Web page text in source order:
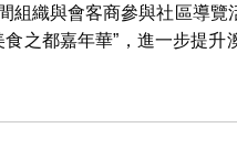
組織與會客商參與社區導覽
之都嘉年華”，進一步提升